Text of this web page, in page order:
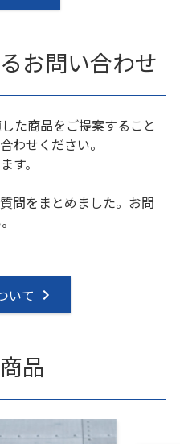
お問い合わせ
た商品をご提案すること
わせください。
す。
問をまとめました。お問
いて
品